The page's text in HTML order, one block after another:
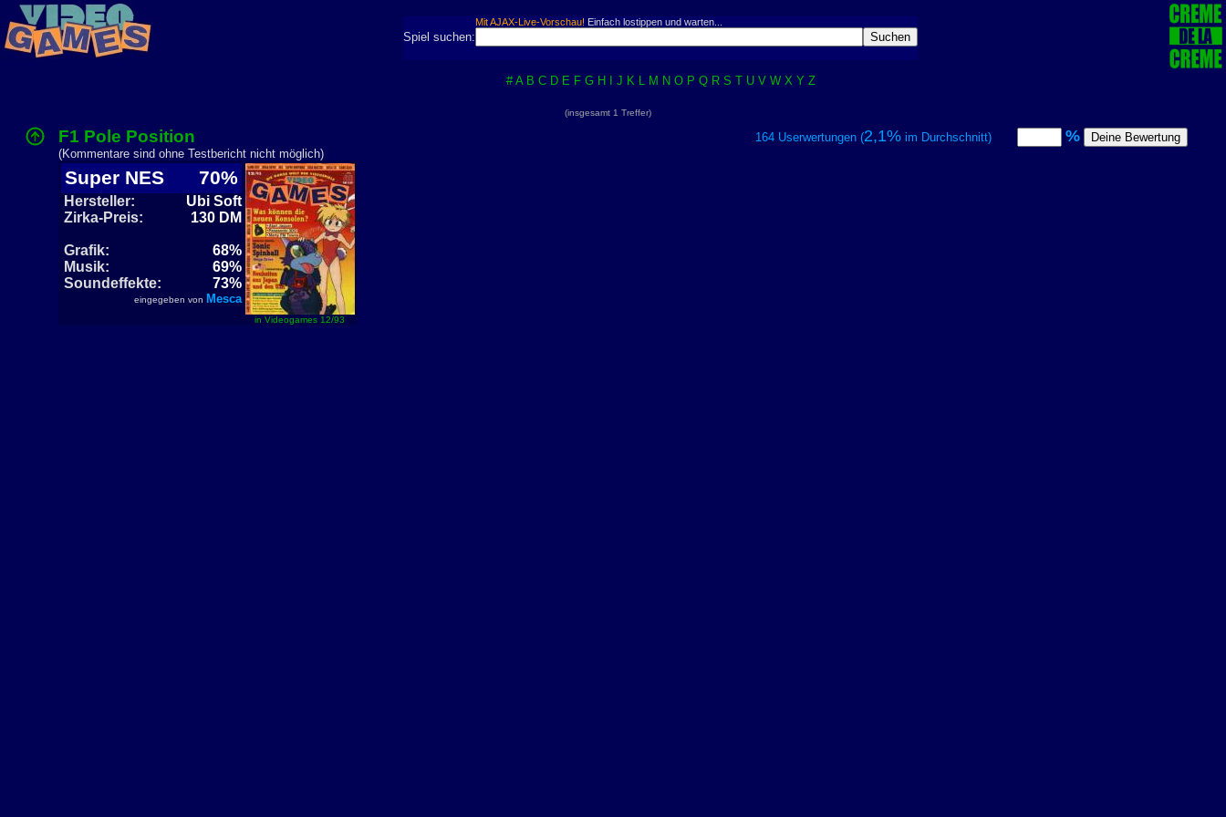
Mit AJAX-Live-Vorschau! Einfach lostippen und warten...
Spiel suchen:
# A B C D E F G H J K L M N O P Q R S T U V W X Y Z
(insgesamt 1 Treffer)
F1 Pole Position 164 Userwertungen (2,1%im Durchschnitt) %
(Kommentare sind ohne Testbericht nicht möglich)
Super NES 70%
Hersteller:
Ubi Soft
Zirka-Preis:
130 DM
Grafik:
68%
Musik:
69%
Soundeffekte:
73%
eingegeben von Mesca
in Videogames 12/93